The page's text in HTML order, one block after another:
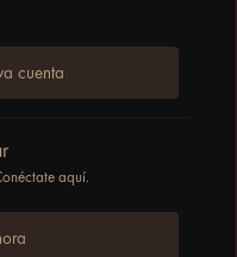
cuenta
aquí.